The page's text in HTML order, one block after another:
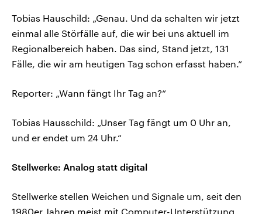
Tobias Hauschild: „Genau. Und da schalten wir jetzt
einmal alle Störfälle auf, die wir bei uns aktuell im
Regionalbereich haben. Das sind, Stand jetzt, 131
Fälle, die wir am heutigen Tag schon erfasst haben.“
Reporter: „Wann fängt Ihr Tag an?“
Tobias Hausschild: „Unser Tag fängt um 0 Uhr an,
und er endet um 24 Uhr.“
Stellwerke: Analog statt digital
Stellwerke stellen Weichen und Signale um, seit den
1980er Jahren meist mit Computer-Unterstützung,